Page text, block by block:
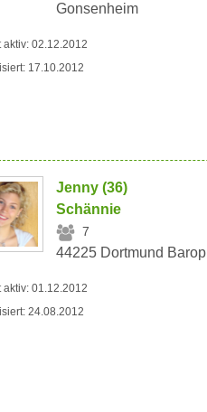
Gonsenheim
aktiv: 02.12.2012
17.10.2012
Jenny (36)
Schännie
7
44225 Dortmund Barop
aktiv: 01.12.2012
24.08.2012